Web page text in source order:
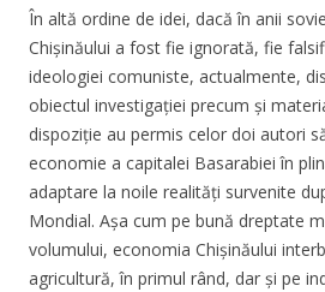
În altă ordine de idei, dacă în anii
Chișinăului a fost fie ignorată, fie
ideologiei comuniste, actualmente,
obiectul investigației precum și
dispoziție au permis celor doi autori
economie a capitalei Basarabiei în
adaptare la noile realități survenite
Mondial. Așa cum pe bună dreptate
volumului, economia Chișinăului
agricultură, în primul rând, dar și pe